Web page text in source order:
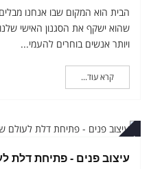
הבית הוא המקום שבו אנחנו
שהוא ישקף את הסגנון האישי שלנו
ויותר אנשים בוחרים להעמי...
קרא עוד...
עיצוב פנים - פתיחת דלת